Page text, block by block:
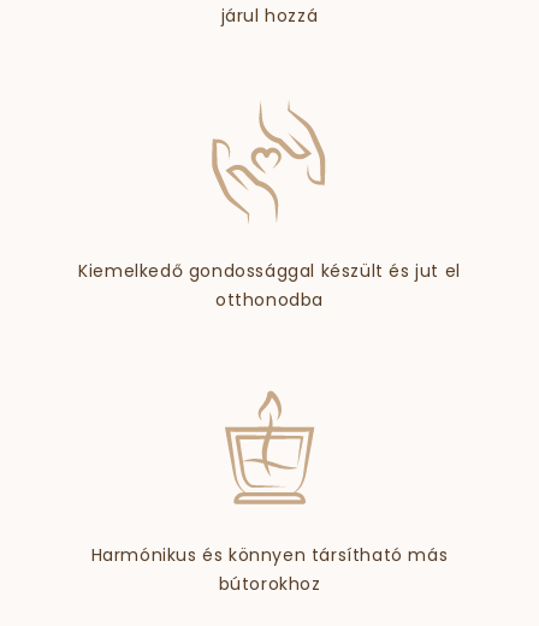
járul hozzá
Kiemelkedő gondossággal készült és jut el
otthonodba
Harmónikus és könnyen társítható más
bútorokhoz